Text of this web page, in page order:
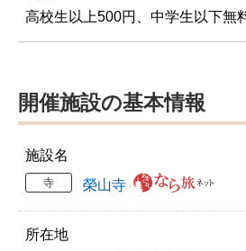
高校生以上500円、中学生以下無
開催施設の基本情報
施設名
寺 榮山寺
所在地